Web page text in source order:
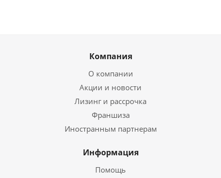
Компания
О компании
Акции и новости
Лизинг и рассрочка
Франшиза
Иностранным партнерам
Информация
Помощь